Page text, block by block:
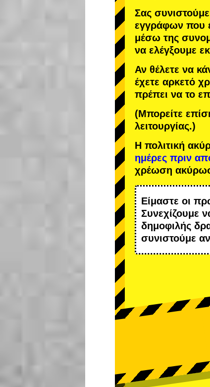
Σας
εγγράφων που
μέσω της
να ελέγξουμε
Αν θέλετε να
έχετε αρκετό
πρέπει να το
(Μπορείτε
λειτουργίας.)
Η πολιτική
ημέρες πριν
χρέωση
Είμαστε οι
Συνεχίζουμε
δημοφιλής
συνιστούμε